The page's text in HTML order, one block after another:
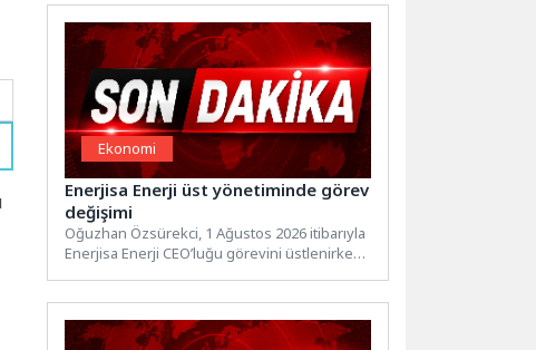
Ekonomi
Enerjisa Enerji üst yönetiminde görev
değişimi
Oğuzhan Özsürekci, 1 Ağustos 2026 itibarıyla
Enerjisa Enerji CEO’luğu görevini üstlenirken,